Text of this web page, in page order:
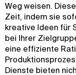
Weg weisen.
Zeit, indem sie
kreative Ideen für
bei Ihrer
eine effiziente
Dienste bieten